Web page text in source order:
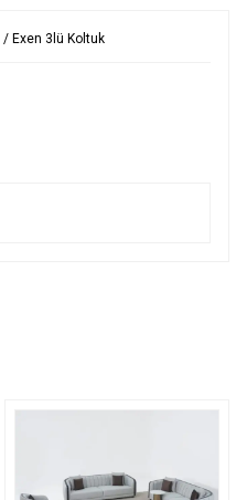
/ Exen 3lü Koltuk